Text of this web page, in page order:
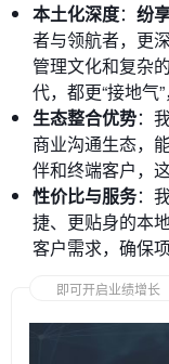
本土化深度： 纷
者与领航者，更
管理文化和复杂
代，都更“接地气
生态整合优势：
商业沟通生态，
伴和终端客户，
性价比与服务：
捷、更贴身的本
客户需求，确保
即可开启业绩增长